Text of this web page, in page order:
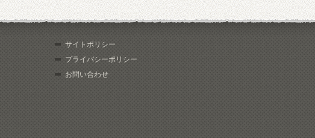
サイトポリシー
プライバシーポリシー
お問い合わせ